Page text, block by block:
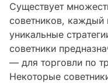
Существует
советников, каждый
уникальные
советники
— для торговли по
Некоторые